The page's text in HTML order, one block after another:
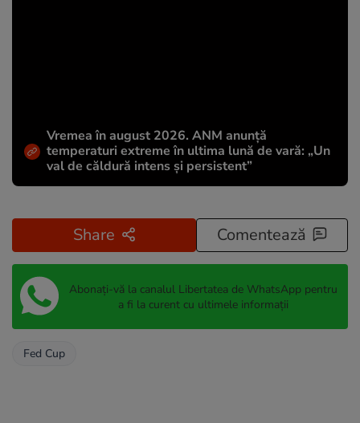
Vremea în august 2026. ANM anunță
temperaturi extreme în ultima lună de vară: „Un
val de căldură intens și persistent”
Share Comentează
Abonați-vă la canalul Libertatea de WhatsApp pentru
a fi la curent cu ultimele informații
Fed Cup